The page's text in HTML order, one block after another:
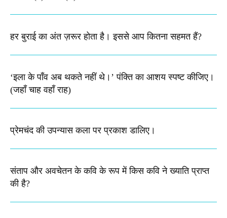
हर बुराई का अंत ज़रूर होता है। इससे आप कितना सहमत हैं?
‘इला के पाँव अब थकते नहीं थे।’ पंक्ति का आशय स्पष्ट कीजिए।​
(जहाँ चाह वहाँ राह)
प्रेमचंद की उपन्यास कला पर प्रकाश डालिए।
संताप और अवचेतन के कवि के रूप में किस कवि ने ख्याति प्राप्त
की है?